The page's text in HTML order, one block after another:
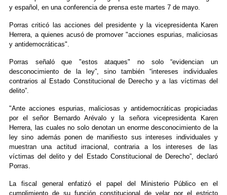
y español, en una conferencia de prensa este martes 7 de mayo.
Porras criticó las acciones del presidente y la vicepresidenta Karen
Herrera, a quienes acusó de promover "acciones espurias, maliciosas
y antidemocráticas".
Porras señaló que "estos ataques" no solo “evidencian un
desconocimiento de la ley”, sino también “intereses individuales
contrarios al Estado Constitucional de Derecho y a las víctimas del
delito”.
"Ante acciones espurias, maliciosas y antidemocráticas propiciadas
por el señor Bernardo Arévalo y la señora vicepresidenta Karen
Herrera, las cuales no solo denotan un enorme desconocimiento de la
ley sino además ponen de manifiesto sus intereses individuales y
muestran una actitud irracional, contraria a los intereses de las
víctimas del delito y del Estado Constitucional de Derecho”, declaró
Porras.
La fiscal general enfatizó el papel del Ministerio Público en el
cumplimiento de su función constitucional de velar por el estricto